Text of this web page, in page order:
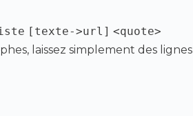
[texte->url] <quote>
laissez simplement des lignes